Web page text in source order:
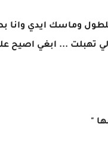
وماسك ايدي وانا
تهبلت ... ابغي
"